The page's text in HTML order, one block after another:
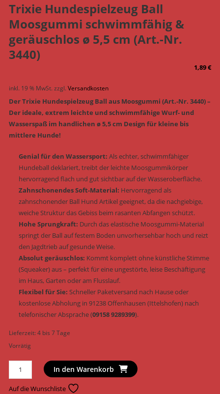
Trixie Hundespielzeug Ball
Moosgummi schwimmfähig &
geräuschlos ø 5,5 cm (Art.-Nr.
3440)
1,89€
inkl. 19 % MwSt. zzgl. Versandkosten
Der Trixie Hundespielzeug Ball aus Moosgummi (Art.-Nr. 3440) –
Der ideale, extrem leichte und schwimmfähige Wurf- und
Wasserspaß im handlichen ø 5,5 cm Design für kleine bis
mittlere Hunde!
Genial für den Wassersport: Als echter, schwimmfähiger
Hundeball deklariert, treibt der leichte Moosgummikörper
hervorragend flach und gut sichtbar auf der Wasseroberfläche.
Zahnschonendes Soft-Material: Hervorragend als
zahnschonender Ball Hund Artikel geeignet, da die nachgiebige,
weiche Struktur das Gebiss beim rasanten Abfangen schützt.
Hohe Sprungkraft: Durch das elastische Moosgummi-Material
springt der Ball auf festem Boden unvorhersehbar hoch und reizt
den Jagdtrieb auf gesunde Weise.
Absolut geräuschlos: Kommt komplett ohne künstliche Stimme
(Squeaker) aus – perfekt für eine ungestörte, leise Beschäftigung
im Haus, Garten oder am Flusslauf.
Flexibel für Sie: Schneller Paketversand nach Hause oder
kostenlose Abholung in 91238 Offenhausen (Ittelshofen) nach
telefonischer Absprache (09158 9289399).
Lieferzeit:4 bis 7 Tage
Vorrätig
Trixie
Hundespielzeug
Ball
In den Warenkorb
Auf die Wunschliste